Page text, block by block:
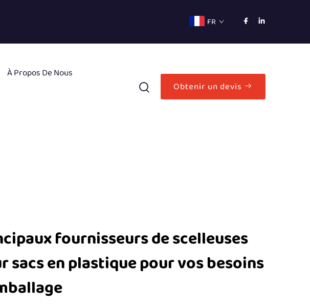
FR
À Propos De Nous
Obtenir un devis
fournisseurs de scelleuses
sacs en plastique pour vos besoins